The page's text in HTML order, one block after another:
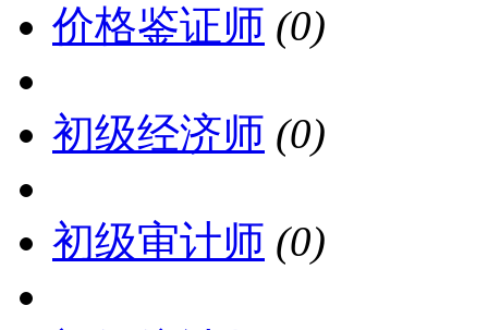
价格鉴证师 (0)
初级经济师 (0)
初级审计师 (0)